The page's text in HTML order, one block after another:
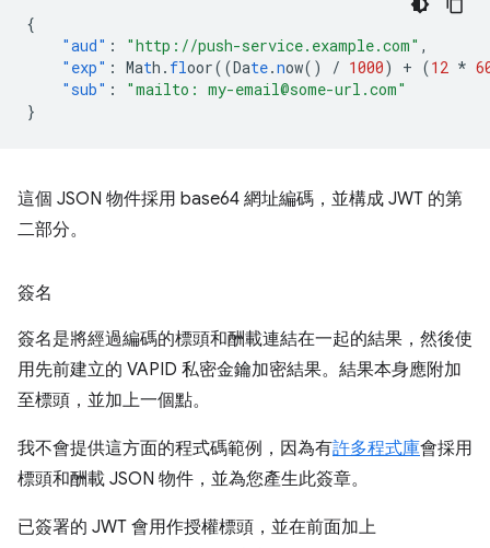
{
"aud" : "http://push-service.example.com" ,
"exp" : Math. floor((Date.now() / 1000) + (12 *
"sub" :
"mailto: my-email@some-url.com"
}
這個 JSON 物件採用 base64 網址編碼，並構成 JWT 的第
二部分。
簽名
簽名是將經過編碼的標頭和酬載連結在一起的結果，然後使
用先前建立的 VAPID 私密金鑰加密結果。結果本身應附加
至標頭，並加上一個點。
我不會提供這方面的程式碼範例，因為有許多程式庫會採用
標頭和酬載 JSON 物件，並為您產生此簽章。
已簽署的 JWT 會用作授權標頭，並在前面加上